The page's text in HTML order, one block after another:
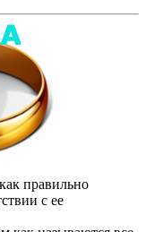
правильно
с ее